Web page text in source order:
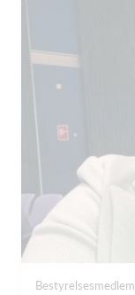
Bestyrelsesmedlem